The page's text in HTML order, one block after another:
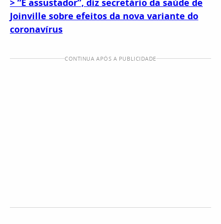
> “É assustador”, diz secretário da saúde de
Joinville sobre efeitos da nova variante do
coronavírus
CONTINUA APÓS A PUBLICIDADE